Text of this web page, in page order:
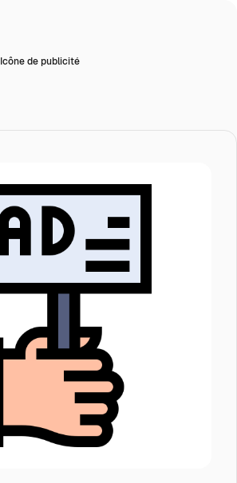
Icône de publicité